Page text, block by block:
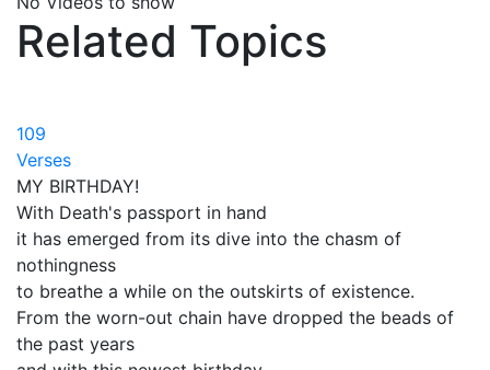
Related Topics
109
Verses
MY BIRTHDAY!
With Death's passport in hand
it has emerged from its dive into the chasm of
nothingness
to breathe a while on the outskirts of existence.
From the worn-out chain have dropped the beads of
the past years